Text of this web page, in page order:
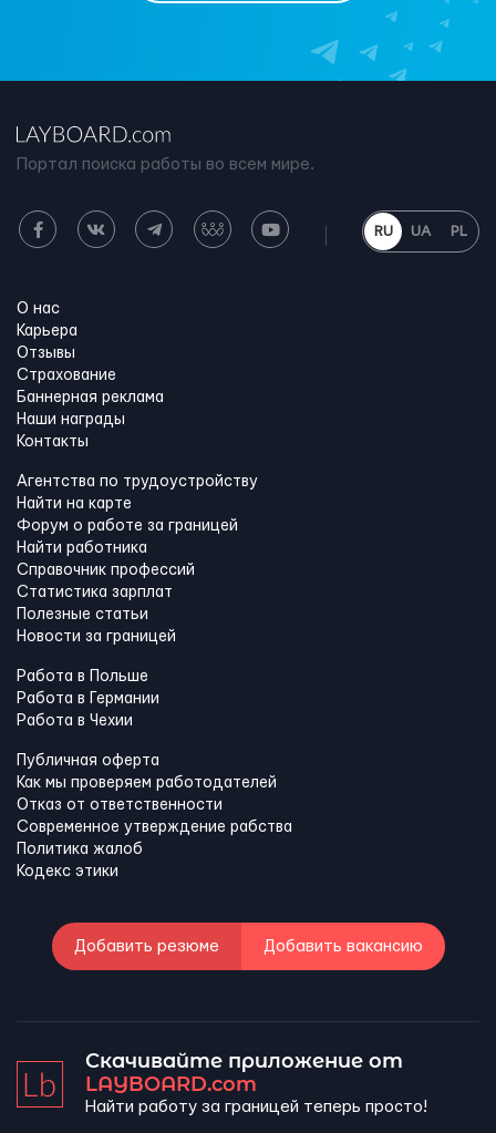
Портал поиска работы во всем мире.
RU UA PL
О нас
Карьера
Отзывы
Страхование
Баннерная реклама
Наши награды
Контакты
Агентства по трудоустройству
Найти на карте
Форум о работе за границей
Найти работника
Справочник профессий
Статистика зарплат
Полезные статьи
Новости за границей
Работа в Польше
Работа в Германии
Работа в Чехии
Публичная оферта
Как мы проверяем работодателей
Отказ от ответственности
Современное утверждение рабства
Политика жалоб
Кодекс этики
Добавить резюме Добавить вакансию
Скачивайте приложение от
LAYBOARD.com
Найти работу за границей теперь просто!